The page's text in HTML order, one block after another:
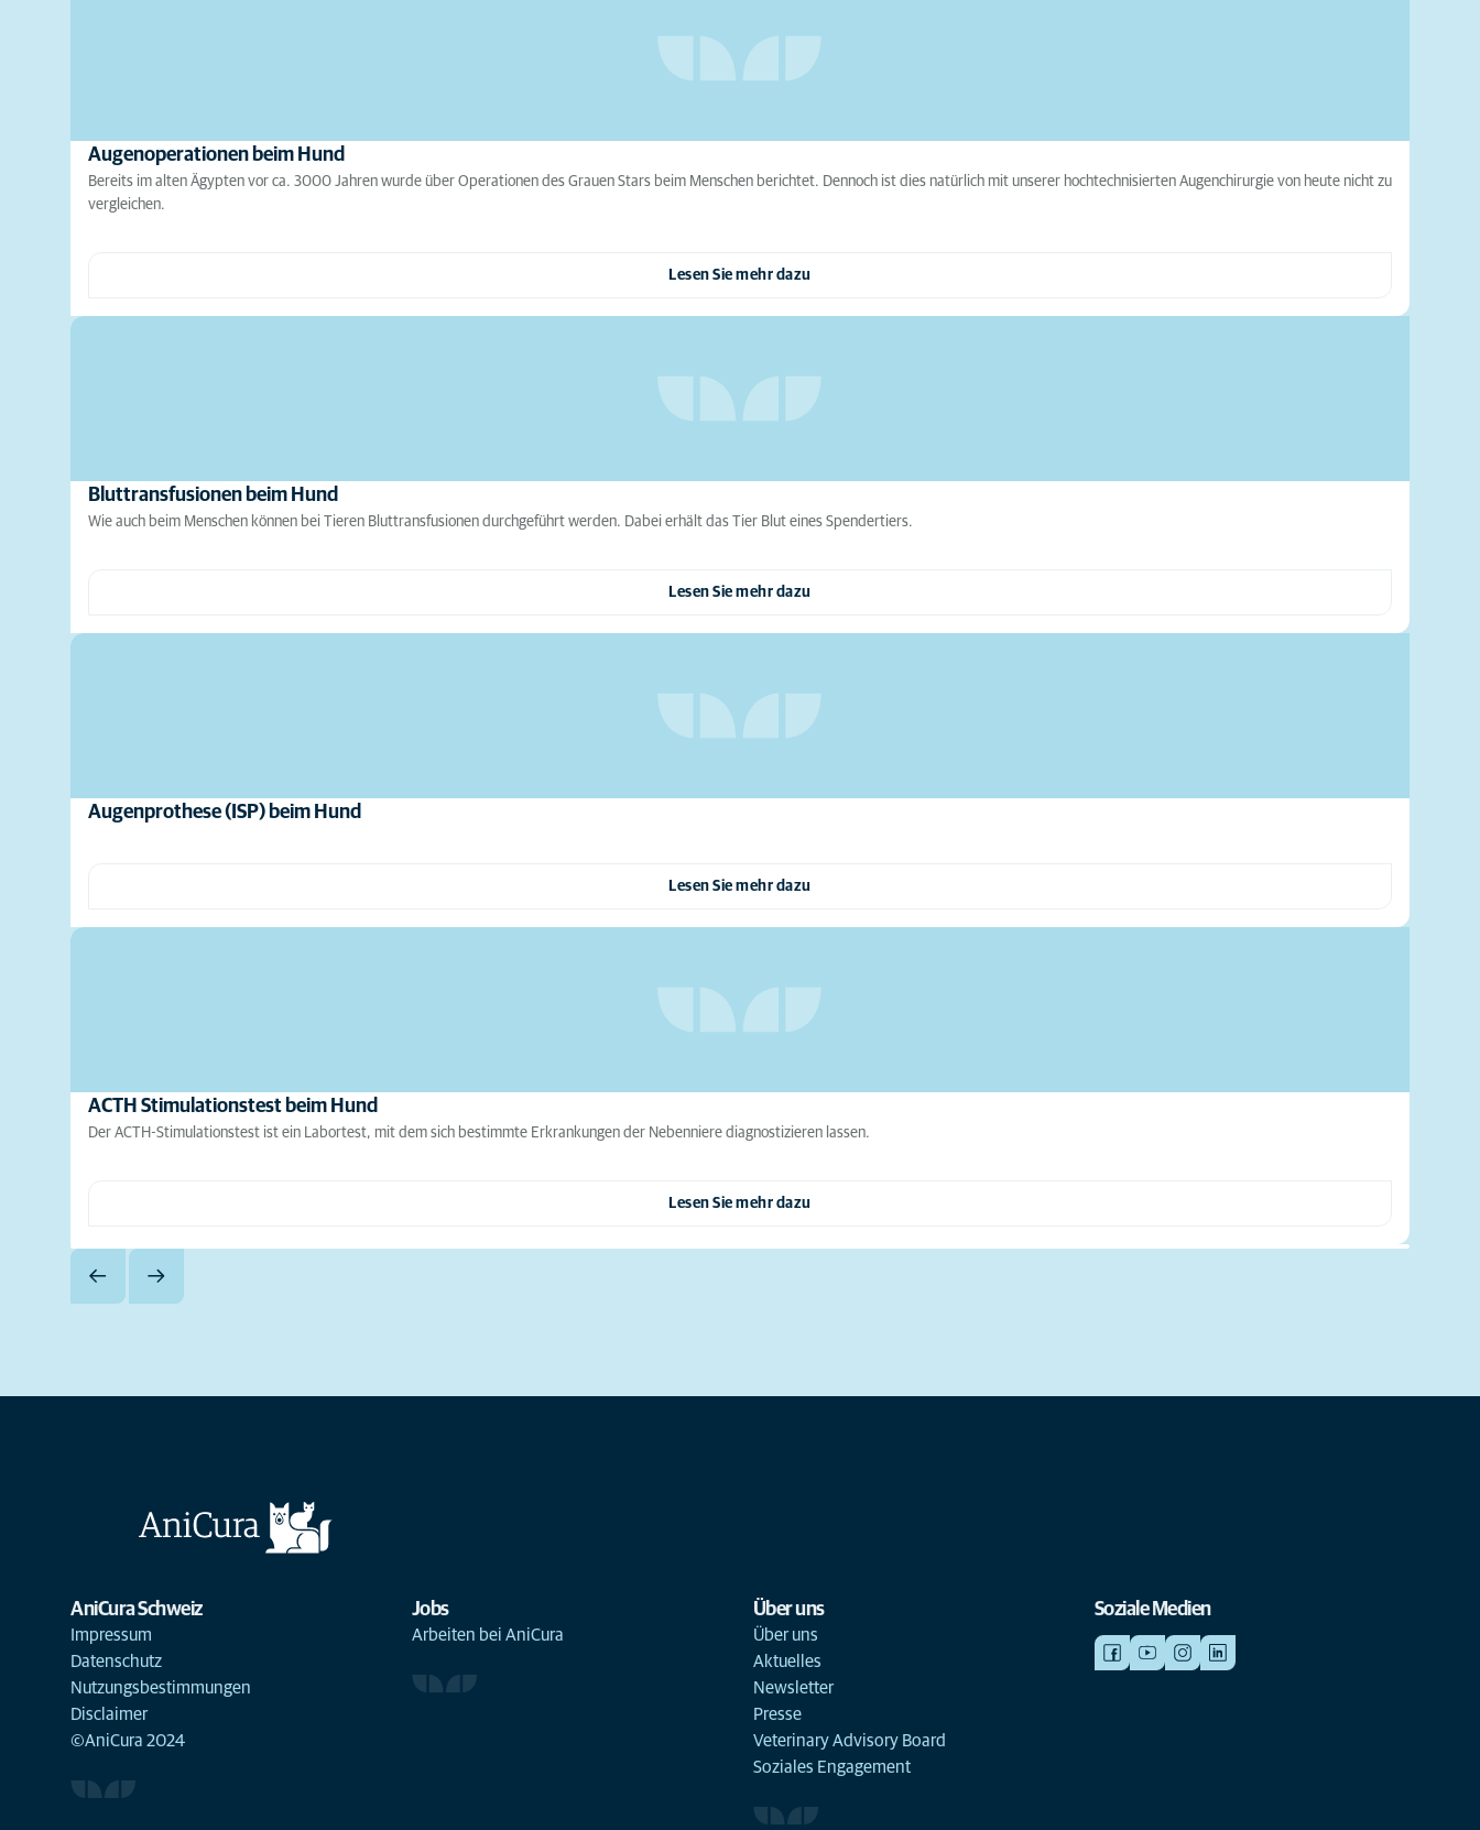
Augenoperationen beim Hund
Bereits im alten Ägypten vor ca. 3000 Jahren wurde über Operationen des Grauen Stars beim Menschen berichtet. Dennoch ist dies natürlich mit unserer hochtechnisierten Augenchirurgie von heute nicht zu
vergleichen.
Lesen Sie mehr dazu
Bluttransfusionen beim Hund
Wie auch beim Menschen können bei Tieren Bluttransfusionen durchgeführt werden. Dabei erhält das Tier Blut eines Spendertiers.
Lesen Sie mehr dazu
Augenprothese (ISP) beim Hund
Lesen Sie mehr dazu
ACTH Stimulationstest beim Hund
Der ACTH-Stimulationstest ist ein Labortest, mit dem sich bestimmte Erkrankungen der Nebenniere diagnostizieren lassen.
Lesen Sie mehr dazu
AniCura Schweiz
Impressum
Datenschutz
Nutzungsbestimmungen
Disclaimer
©AniCura 2024
Jobs
Arbeiten bei AniCura
Über uns
Über uns
Aktuelles
Newsletter
Presse
Veterinary Advisory Board
Soziales Engagement
Soziale Medien